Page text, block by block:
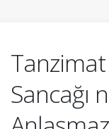
Sancağı